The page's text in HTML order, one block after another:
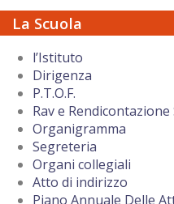
La Scuola
l’Istituto
Dirigenza
P.T.O.F.
Rav e Rendicontazione
Organigramma
Segreteria
Organi collegiali
Atto di indirizzo
Piano Annuale Delle